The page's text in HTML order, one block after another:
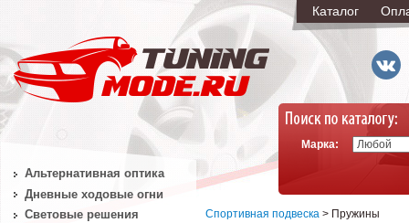
Каталог
Марка:
Спортивная подвеска > Пружины
Альтернативная оптика
Дневные ходовые огни
Световые решения